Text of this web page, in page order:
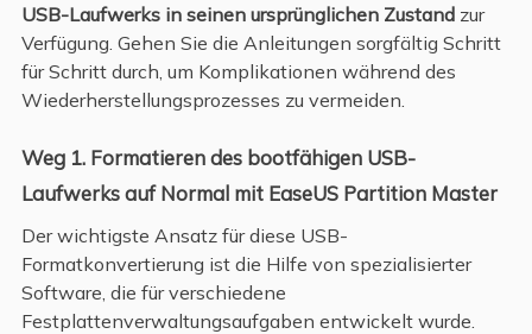
USB-Laufwerks in seinen ursprünglichen Zustandzur
Verfügung. Gehen Sie die Anleitungen sorgfältig Schritt
für Schritt durch, um Komplikationen während des
Wiederherstellungsprozesses zu vermeiden
Weg 1. Formatieren des bootfähigen USB-
Laufwerks auf Normal mit EaseUS Partition Master
Der wichtigste Ansatz für diese USB-
Formatkonvertierung ist die Hilfe von spezialisierter
Software, die für verschiedene
Festplattenverwaltungsaufgaben entwickelt wurde.